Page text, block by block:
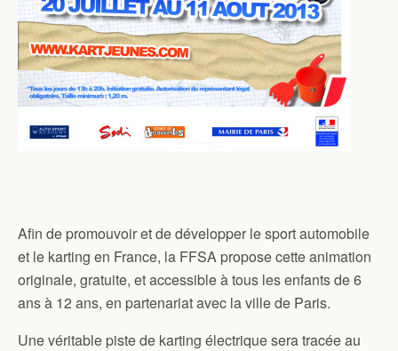
Afin de promouvoir et de développer le sport automobile
et le karting en France, la FFSA propose cette animation
originale, gratuite, et accessible à tous les enfants de 6
ans à 12 ans, en partenariat avec la ville de Paris.
Une véritable piste de karting électrique sera tracée au